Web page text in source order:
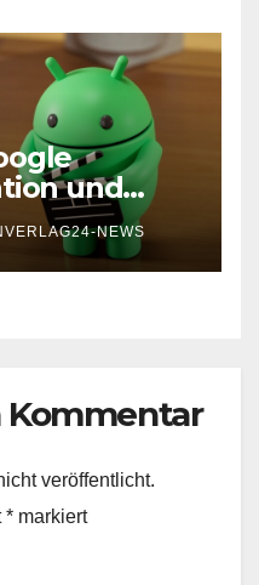
und
NEWS
Kommentar
veröffentlicht.
* markiert